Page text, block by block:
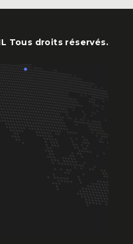
Tous droits réservés.